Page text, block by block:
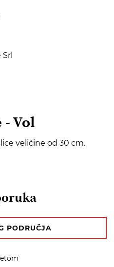
- Vol
velićine od 30 cm.
PODRUČJA